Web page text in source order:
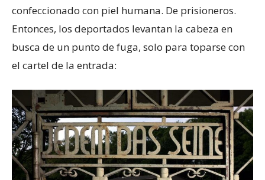
confeccionado con piel humana. De prisioneros.
Entonces, los deportados levantan la cabeza en
busca de un punto de fuga, solo para toparse con
el cartel de la entrada: